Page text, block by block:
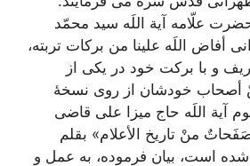
علّامه آیة اللَه سید محمّد
اللَه علینا من برکات تربته،
و با برکت خود در یکی از
خودشان از روی نسخۀ
آیة اللَه حاج میزا علی قاضی
منْ تاریخ الأعلام» بقلم
شده است، بیان فرموده، به عمل و